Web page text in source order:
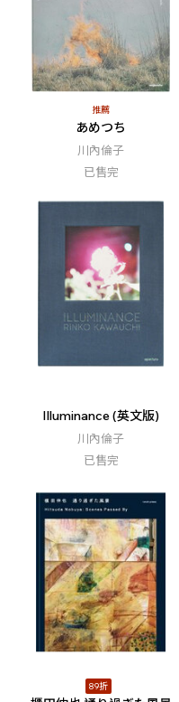
推薦
あめつち
川內倫子
已售完
Illuminance (英文版)
川內倫子
已售完
89折